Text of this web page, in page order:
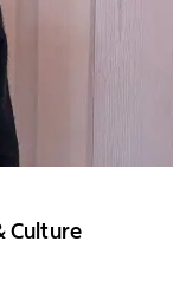
Culture